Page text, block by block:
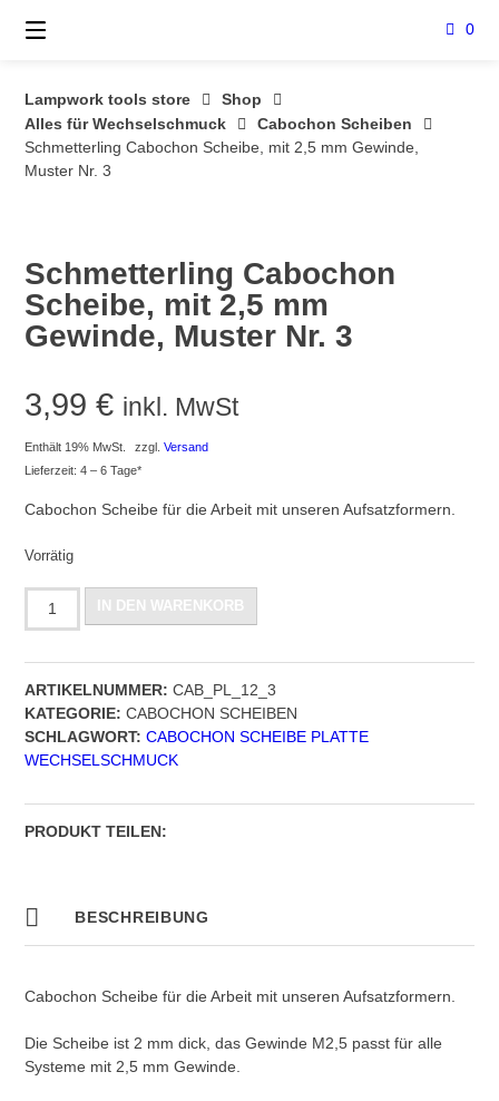
zum
0
Lampwork tools store
Shop
Alles für Wechselschmuck
Cabochon Scheiben
Schmetterling Cabochon Scheibe, mit 2,5 mm Gewinde,
Muster Nr. 3
Schmetterling Cabochon
Scheibe, mit 2,5 mm
Gewinde, Muster Nr. 3
3,99€ inkl. MwSt
Enthält 19% MwSt. zzgl.Versand
Lieferzeit: 4 – 6 Tage*
Cabochon Scheibe für die Arbeit mit unseren Aufsatzformern.
Vorrätig
Schmetterling
Cabochon
mit
2,5
mm
Gewinde,
Muster
3
Menge
IN DEN WARENKORB
ARTIKELNUMMER: CAB_PL_12_3
KATEGORIE: CABOCHON SCHEIBEN
SCHLAGWORT: CABOCHON SCHEIBE PLATTE
WECHSELSCHMUCK
PRODUKT TEILEN:
BESCHREIBUNG
Cabochon Scheibe für die Arbeit mit unseren Aufsatzformern.
Die Scheibe ist 2 mm dick, das Gewinde M2,5 passt für alle
Systeme mit 2,5 mm Gewinde.